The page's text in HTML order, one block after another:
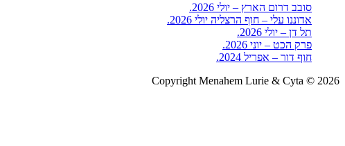
סובב דרום הארץ – יולי 2026.
אדוננו עלי – חוף הרצליה יולי 2026.
תל דן – יולי 2026.
פרק הכט – יוני 2026.
חוף דור – אפריל 2024.
Copyright Menahem Lurie & Cyta © 2026